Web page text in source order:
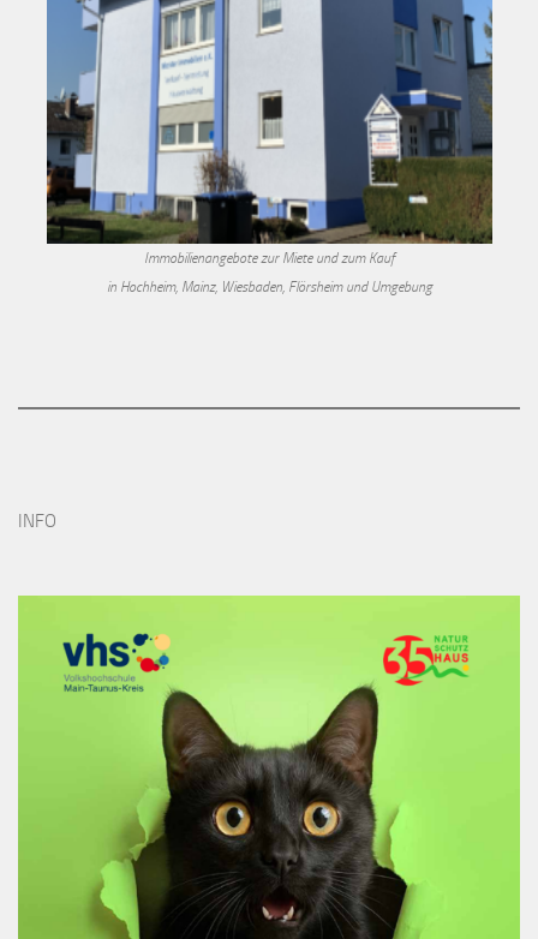
Immobilienangebote zur Miete und zum Kauf
in Hochheim, Mainz, Wiesbaden, Flörsheim und Umgebung
INFO